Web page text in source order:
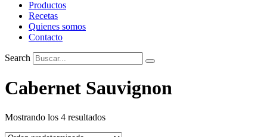
Productos
Recetas
Quienes somos
Contacto
Search
Cabernet Sauvignon
Mostrando los 4 resultados